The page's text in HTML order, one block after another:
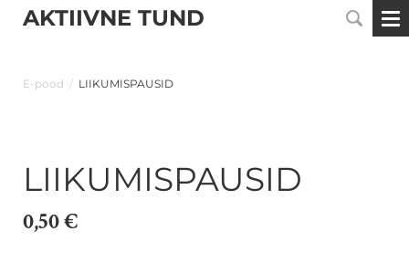
AKTIIVNE TUND
E-pood / LIIKUMISPAUSID
LIIKUMISPAUSID
0,50 €